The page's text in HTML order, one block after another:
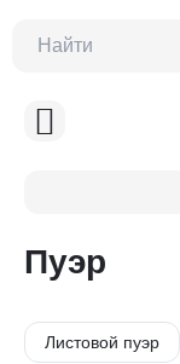
Пуэр
Листовой пуэр